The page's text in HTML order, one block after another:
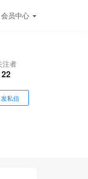
会员中心
注者
22
私信